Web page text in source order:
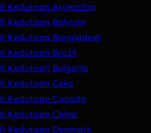
Kedutaan Argentina
Kedutaan Bahrain
Kedutaan Bangladesh
Kedutaan Brazil
Kedutaan Bulgaria
Kedutaan Ceko
Kedutaan Canada
Kedutaan China
Kedutaan Denmark